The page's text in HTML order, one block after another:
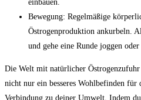
einbauen.
Bewegung: Regelmäßige‌
Östrogenproduktion ankurbeln.
und gehe eine Runde joggen​
Die Welt mit‍ natürlicher Östrogenzufuhr
nicht nur ein besseres ​Wohlbefinden für
Verbindung zu‍ deiner Umwelt. Indem